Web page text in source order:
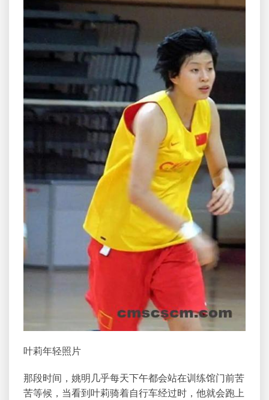
叶莉年轻照片
那段时间，姚明几乎每天下午都会站在训练馆门前苦
苦等候，当看到叶莉骑着自行车经过时，他就会跑上